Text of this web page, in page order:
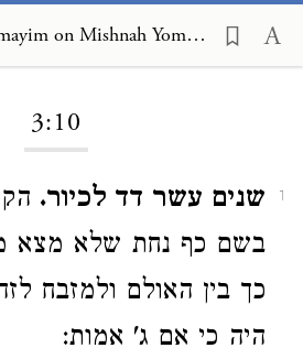
Lechem Shamayim on Mishnah Yoma 3:10
3:10
1 שנים עשר דד לכיור.
בשם כף נחת שלא מצא
כך בין האולם ולמזבח
היה כי אם ג' אמות: